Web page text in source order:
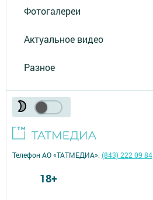
Фотогалереи
Актуальное видео
Разное
Телефон АО «ТАТМЕДИА»:(843) 222 09 84
18+